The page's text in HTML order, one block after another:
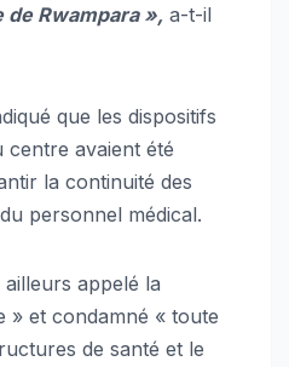
Rwampara », a-t-il
que les dispositifs
avaient été
la continuité des
personnel médical.
appelé la
» et condamné « toute
de santé et le